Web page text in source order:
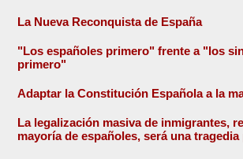
La Nueva Reconquista de España
"Los españoles primero" frente a "los
primero"
Adaptar la Constitución Española a la
La legalización masiva de inmigrantes,
mayoría de españoles, será una tragedia